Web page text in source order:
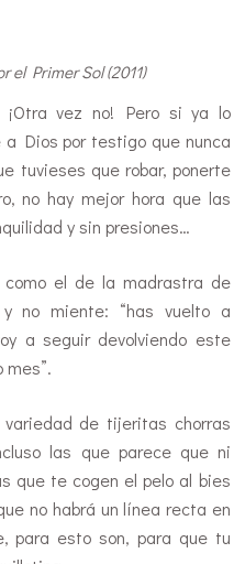
el Primer Sol (2011)
vez no! Pero si ya lo
Dios por testigo que nunca
tuvieses que robar, ponerte
no hay mejor hora que las
y sin presiones…
el de la madrastra de
no miente: “has vuelto a
a seguir devolviendo este
mes”.
de tijeritas chorras
las que parece que ni
que te cogen el pelo al bies
no habrá un línea recta en
para esto son, para que tu